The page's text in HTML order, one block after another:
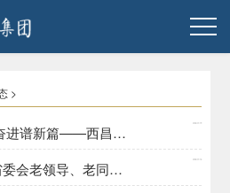
>
凝心聚力绘宏图 砥砺奋进谱新篇——西昌现代职业技术学校召开2025-2026学年上学期期末工作总结会 2026/01/19
谢商华出席民建四川省委会老领导、老同志迎春座谈会 2026/01/16